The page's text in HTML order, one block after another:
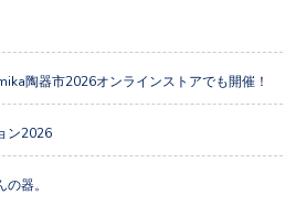
陶器市2026オンラインストアでも開催！
ン2026
の器。